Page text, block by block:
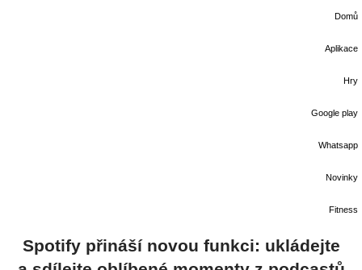
Domů
Aplikace
Hry
Google play
Whatsapp
Novinky
Fitness
Spotify přináší novou funkci: ukládejte